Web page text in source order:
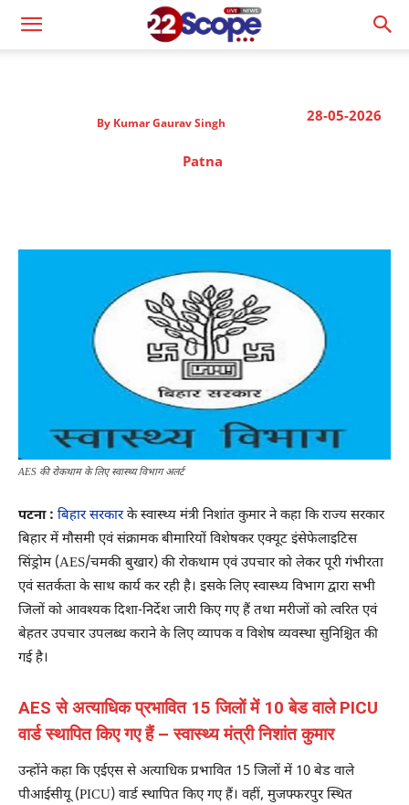
28-05-2026
By Kumar Gaurav Singh
Patna
AES की रोकथाम के लिए स्वास्थ्य विभाग अलर्ट
पटना : बिहार सरकारके स्वास्थ्य मंत्री निशांत कुमार ने कहा कि राज्य सरकार
बिहार में मौसमी एवं संक्रामक बीमारियों विशेषकर एक्यूट इंसेफेलाइटिस
सिंड्रोम (AES/चमकी बुखार) की रोकथाम एवं उपचार को लेकर पूरी गंभीरता
एवं सतर्कता के साथ कार्य कर रही है। इसके लिए स्वास्थ्य विभाग द्वारा सभी
जिलों को आवश्यक दिशा-निर्देश जारी किए गए हैं तथा मरीजों को त्वरित एवं
बेहतर उपचार उपलब्ध कराने के लिए व्यापक व विशेष व्यवस्था सुनिश्चित की
गई है।
AES से अत्याधिक प्रभावित 15 जिलों में 10 बेड वाले PICU
वार्ड स्थापित किए गए हैं – स्वास्थ्य मंत्री निशांत कुमार
उन्होंने कहा कि एईएस से अत्याधिक प्रभावित 15 जिलों में 10 बेड वाले
पीआईसीयू (PICU) वार्ड स्थापित किए गए हैं। वहीं, मुजफ्फरपुर स्थित